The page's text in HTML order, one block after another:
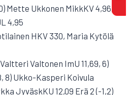
Mette Ukkonen MikkKV 4,96,
4,95
HKV 330, Maria Kytölä
Valtonen ImU 11,69, 6)
8) Ukko-Kasperi Koivula
JyväskKU 12,09 Erä 2 (-1,2)